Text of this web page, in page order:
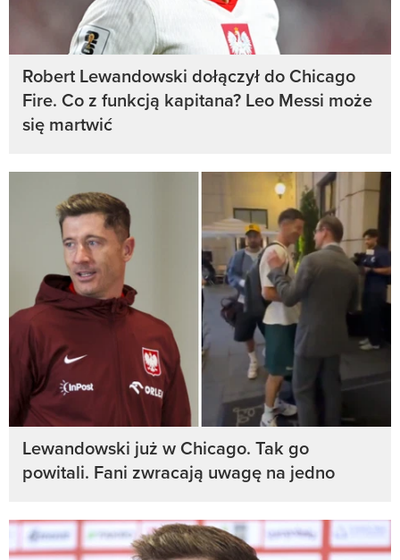
Robert Lewandowski dołączył do Chicago
Fire. Co z funkcją kapitana? Leo Messi może
się martwić
Lewandowski już w Chicago. Tak go
powitali. Fani zwracają uwagę na jedno